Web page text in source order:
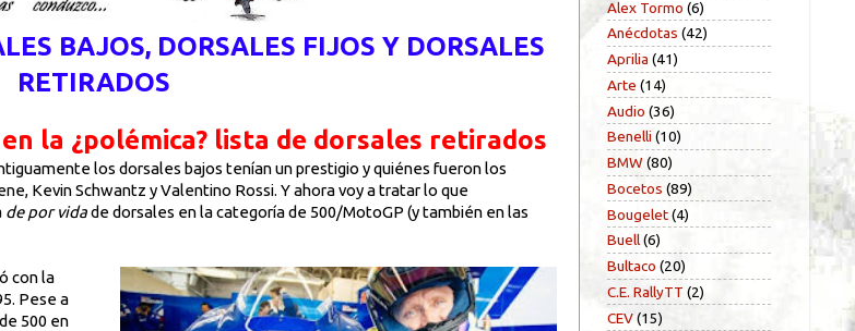
BAJOS, DORSALES FIJOS Y DORSALES
RETIRADOS
la ¿polémica? lista de dorsales retirados
los dorsales bajos tenían un prestigio y quiénes fueron los
Kevin Schwantz y Valentino Rossi. Y ahora voy a tratar lo que
de por vidade dorsales en la categoría de 500/MotoGP (y también en las
con la
Pese a
500 en
Alex Tormo (6)
Anécdotas (42)
Aprilia (41)
Arte (14)
Audio (36)
Benelli (10)
BMW (80)
Bocetos (89)
Bougelet(4)
Buell(6)
Bultaco (20)
C.E. RallyTT (2)
CEV(15)